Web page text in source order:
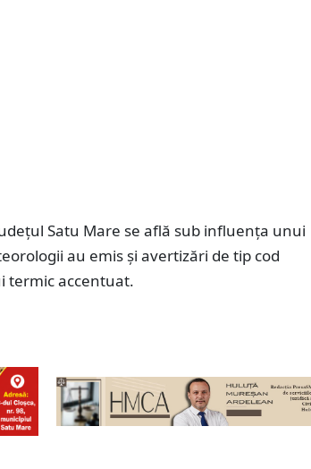
Satu Mare se află sub influența unui
au emis și avertizări de tip cod
termic accentuat.